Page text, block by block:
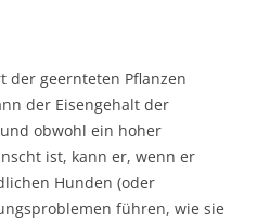
der geernteten Pflanzen
der Eisengehalt der
obwohl ein hoher
ist, kann er, wenn er
Hunden (oder
führen, wie sie